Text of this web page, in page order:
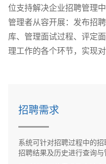
位支持解决企业招聘管理
管理者从容开展：发布招
库、管理面试过程、评定
理工作的各个环节，实现
招聘需求
系统可针对招聘过程中的招
招聘结果及历史进行查询与